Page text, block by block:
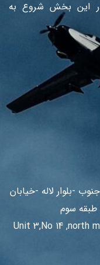
این بخش شروع به
-بلوار لاله -خیابان
Unit 3,No 14 ,north